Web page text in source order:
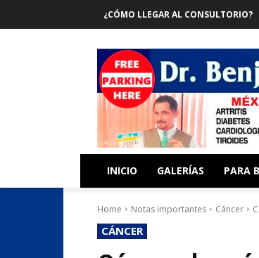
¿CÓMO LLEGAR AL CONSULTORIO?
INICIO GALERÍAS PARA
Home Notas importantes Cáncer
CÁNCER